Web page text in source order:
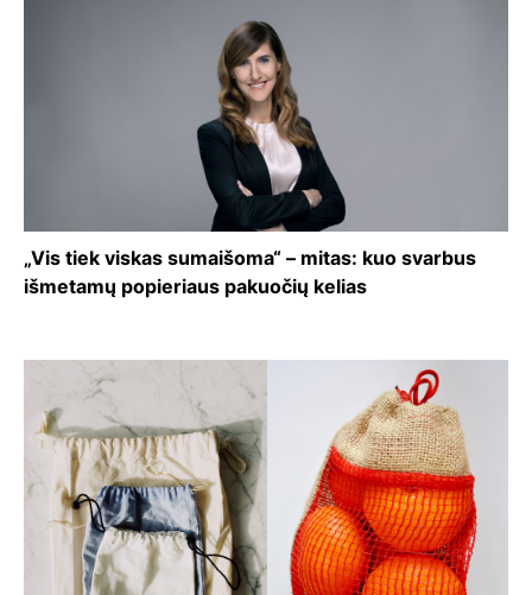
„Vis tiek viskas sumaišoma“ – mitas: kuo svarbus
išmetamų popieriaus pakuočių kelias